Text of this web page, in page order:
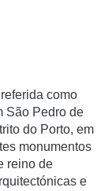
como
São Pedro de
do Porto, em
monumentos
reino de
e